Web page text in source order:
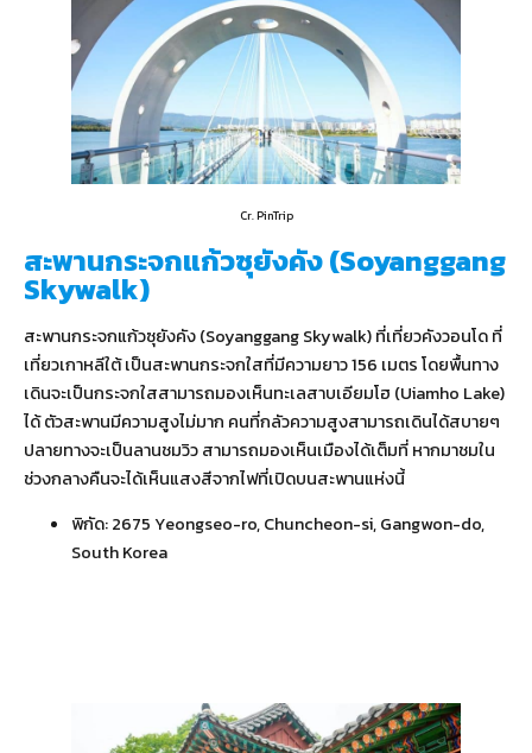
Cr. PinTrip
สะพานกระจกแก้วซุยังคัง (Soyanggang
Skywalk)
สะพานกระจกแก้วซุยังคัง (Soyanggang Skywalk) ที่เที่ยวคังวอนโด ที่
เที่ยวเกาหลีใต้ เป็นสะพานกระจกใสที่มีความยาว 156 เมตร โดยพื้นทาง
เดินจะเป็นกระจกใสสามารถมองเห็นทะเลสาบเอียมโฮ (Uiamho Lake)
ได้ ตัวสะพานมีความสูงไม่มาก คนที่กลัวความสูงสามารถเดินได้สบายๆ
ปลายทางจะเป็นลานชมวิว สามารถมองเห็นเมืองได้เต็มที่ หากมาชมใน
ช่วงกลางคืนจะได้เห็นแสงสีจากไฟที่เปิดบนสะพานแห่งนี้
พิกัด:2675 Yeongseo-ro, Chuncheon-si, Gangwon-do,
South Korea